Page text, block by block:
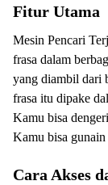
Fitur Utama
Mesin Pencari
frasa dalam
yang diambil dari
frasa itu dipake
Kamu bisa
Kamu bisa
Cara Akses